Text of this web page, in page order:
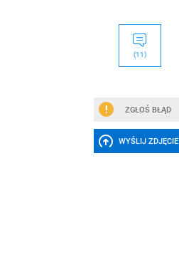
(11)
ZGŁOŚ BŁĄD
WYŚLIJ ZDJĘCIE